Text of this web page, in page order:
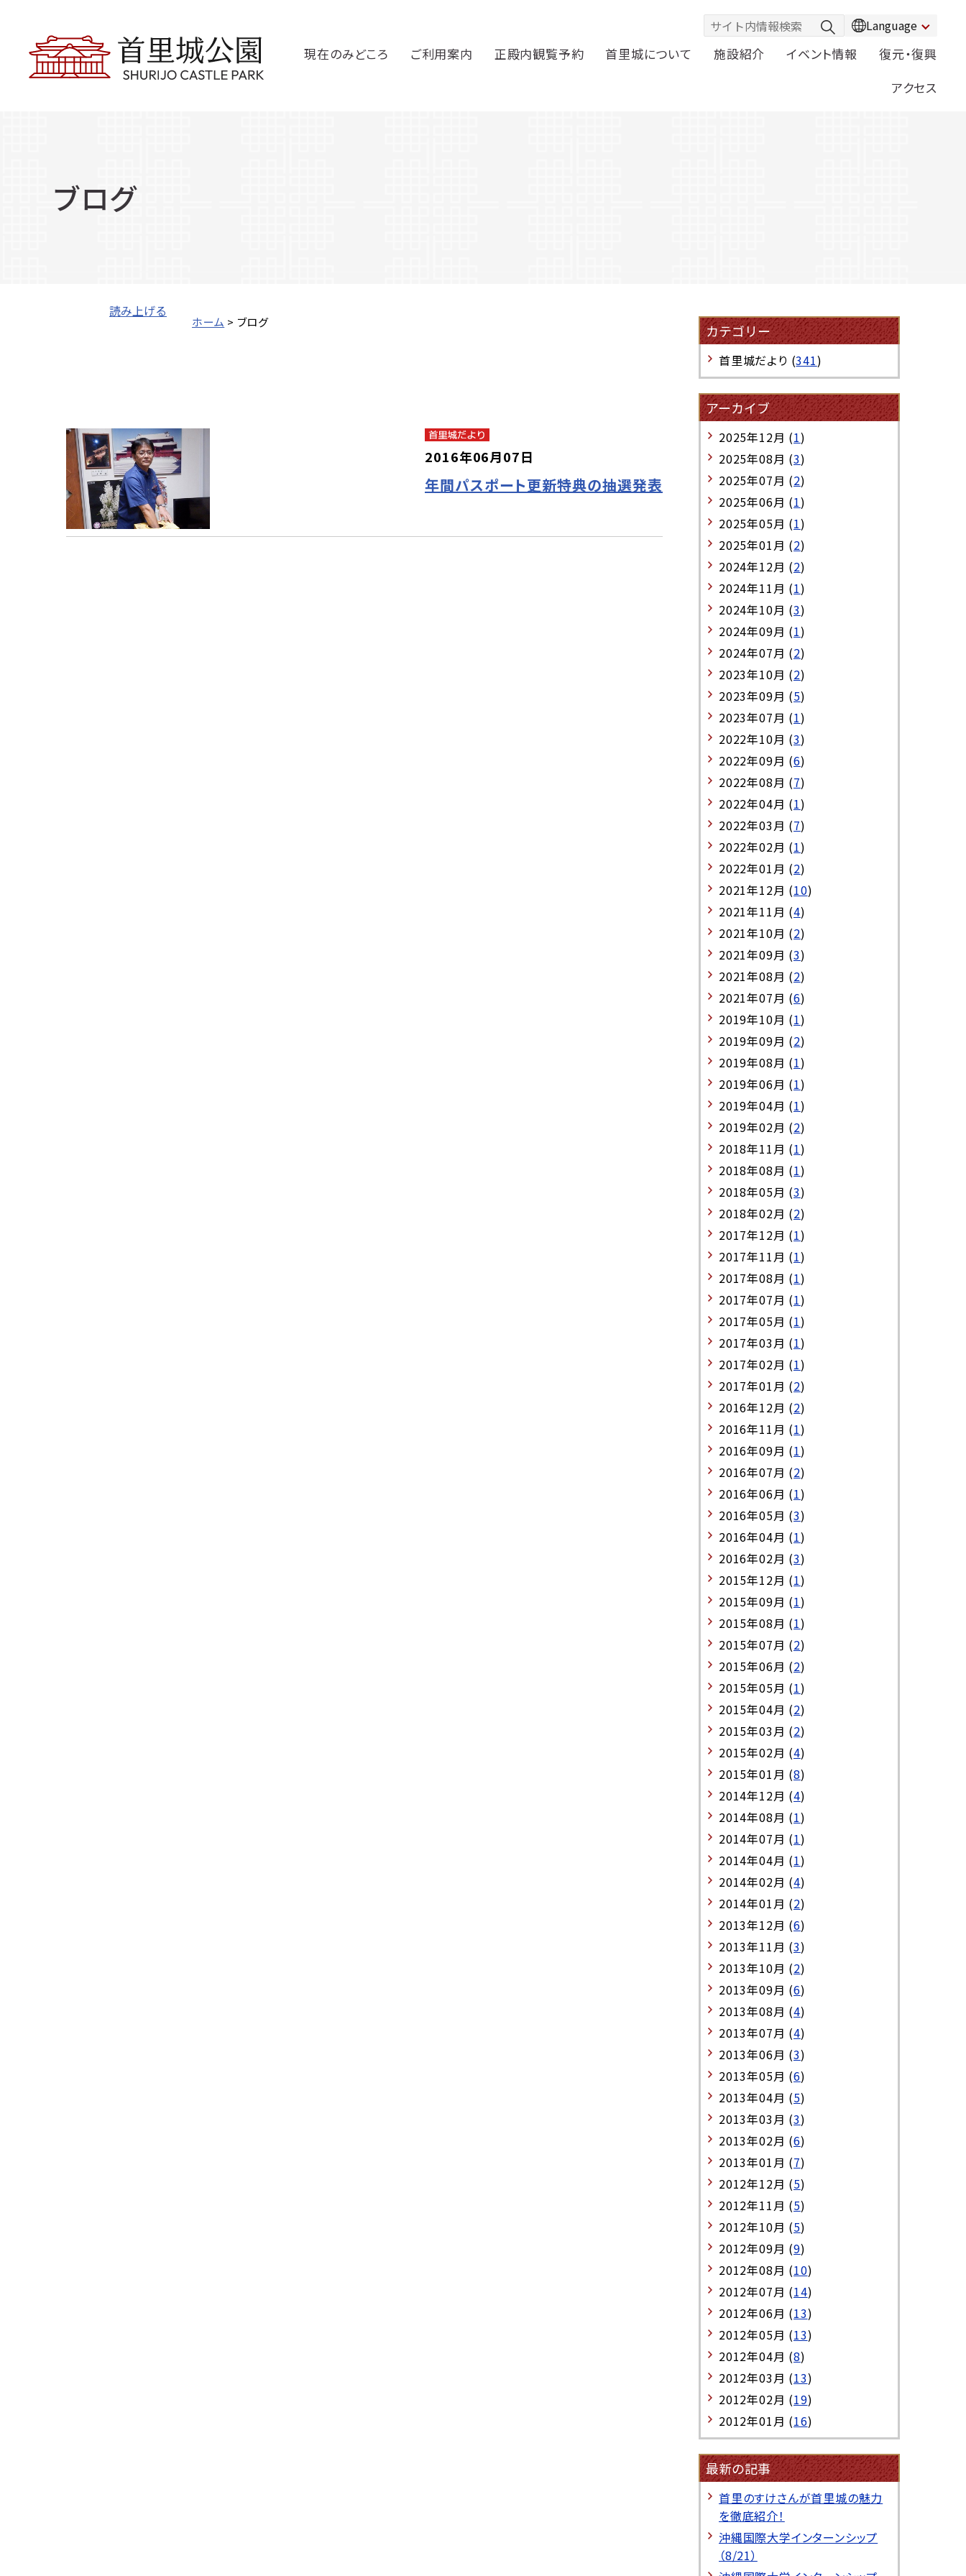
Language
現在のみどころ ご利用案内 正殿内観覧予約 首里城について 施設紹介 イベント情報
復元・復興
アクセス
ブログ
ホーム > ブログ
読み上げる
2016年06月07日
年間パスポート更新特典の抽選発表
カテゴリー
首里城だより (341)
アーカイブ
2025年12月 (1)
2025年08月 (3)
2025年07月 (2)
2025年06月 (1)
2025年05月 (1)
2025年01月 (2)
2024年12月 (2)
2024年11月 (1)
2024年10月 (3)
2024年09月 (1)
2024年07月 (2)
2023年10月 (2)
2023年09月 (5)
2023年07月 (1)
2022年10月 (3)
2022年09月 (6)
2022年08月 (7)
2022年04月 (1)
2022年03月 (7)
2022年02月 (1)
2022年01月 (2)
2021年12月 (10)
2021年11月 (4)
2021年10月 (2)
2021年09月 (3)
2021年08月 (2)
2021年07月 (6)
2019年10月 (1)
2019年09月 (2)
2019年08月 (1)
2019年06月 (1)
2019年04月 (1)
2019年02月 (2)
2018年11月 (1)
2018年08月 (1)
2018年05月 (3)
2018年02月 (2)
2017年12月 (1)
2017年11月 (1)
2017年08月 (1)
2017年07月 (1)
2017年05月 (1)
2017年03月 (1)
2017年02月 (1)
2017年01月 (2)
2016年12月 (2)
2016年11月 (1)
2016年09月 (1)
2016年07月 (2)
2016年06月 (1)
2016年05月 (3)
2016年04月 (1)
2016年02月 (3)
2015年12月 (1)
2015年09月 (1)
2015年08月 (1)
2015年07月 (2)
2015年06月 (2)
2015年05月 (1)
2015年04月 (2)
2015年03月 (2)
2015年02月 (4)
2015年01月 (8)
2014年12月 (4)
2014年08月 (1)
2014年07月 (1)
2014年04月 (1)
2014年02月 (4)
2014年01月 (2)
2013年12月 (6)
2013年11月 (3)
2013年10月 (2)
2013年09月 (6)
2013年08月 (4)
2013年07月 (4)
2013年06月 (3)
2013年05月 (6)
2013年04月 (5)
2013年03月 (3)
2013年02月 (6)
2013年01月 (7)
2012年12月 (5)
2012年11月 (5)
2012年10月 (5)
2012年09月 (9)
2012年08月 (10)
2012年07月 (14)
2012年06月 (13)
2012年05月 (13)
2012年04月 (8)
2012年03月 (13)
2012年02月 (19)
2012年01月 (16)
最新の記事
首里のすけさんが首里城の魅力
を徹底紹介！
沖縄国際大学インターンシップ
（8/21）